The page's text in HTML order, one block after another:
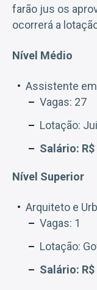
farão jus os
ocorrerá a
Nível Médio
Assistente
Vagas: 27
Lotação:
Salário:
Nível Superior
Arquiteto e
Vagas: 1
Lotação:
Salário: